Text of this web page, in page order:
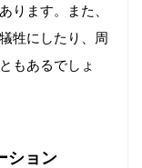
ります。また、
牲にしたり、周
もあるでしょ
ション